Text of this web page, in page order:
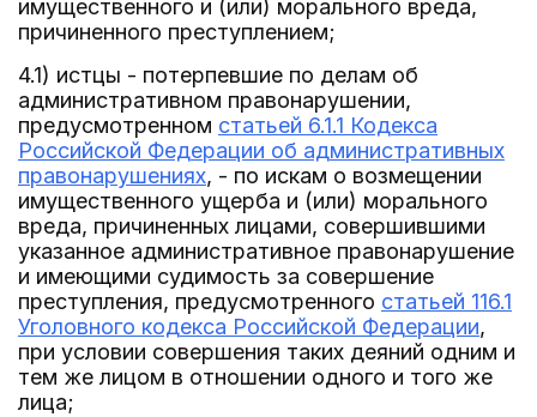
имущественного и (или) морального вреда,
причиненного преступлением;
4.1) истцы - потерпевшие по делам об
административном правонарушении,
предусмотренном статьей 6.1.1 Кодекса
Российской Федерации об административных
правонарушениях, - по искам о возмещении
имущественного ущерба и (или) морального
вреда, причиненных лицами, совершившими
указанное административное правонарушение
и имеющими судимость за совершение
преступления, предусмотренного статьей 116.1
Уголовного кодекса Российской Федерации,
при условии совершения таких деяний одним и
тем же лицом в отношении одного и того же
лица;